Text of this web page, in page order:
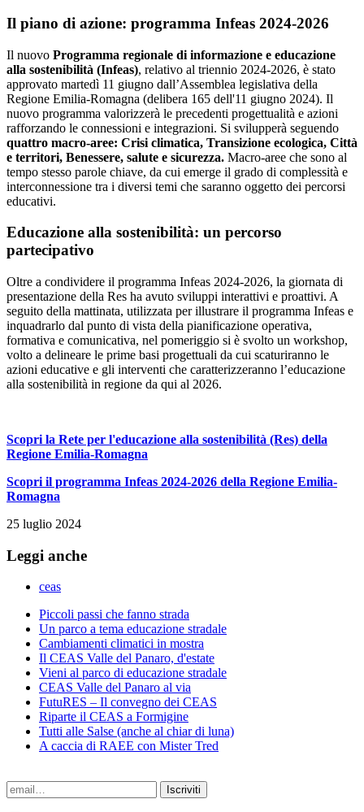
Il piano di azione: programma Infeas 2024-2026
Il nuovo Programma regionale di informazione e educazione
alla sostenibilità (Infeas), relativo al triennio 2024-2026, è stato
approvato martedì 11 giugno dall’Assemblea legislativa della
Regione Emilia-Romagna (delibera 165 dell'11 giugno 2024). Il
nuovo programma valorizzerà le precedenti progettualità e azioni
rafforzando le connessioni e integrazioni. Si svilupperà seguendo
quattro macro-aree: Crisi climatica, Transizione ecologica, Città
e territori, Benessere, salute e sicurezza. Macro-aree che sono al
tempo stesso parole chiave, da cui emerge il grado di complessità e
interconnessione tra i diversi temi che saranno oggetto dei percorsi
educativi.
Educazione alla sostenibilità: un percorso
partecipativo
Oltre a condividere il programma Infeas 2024-2026, la giornata di
presentazione della Res ha avuto sviluppi interattivi e proattivi. A
seguito della mattinata, utilizzata per illustrare il programma Infeas e
inquadrarlo dal punto di vista della pianificazione operativa,
formativa e comunicativa, nel pomeriggio si è svolto un workshop,
volto a delineare le prime basi progettuali da cui scaturiranno le
azioni educative e gli interventi che caratterizzeranno l’educazione
alla sostenibilità in regione da qui al 2026.
Scopri la Rete per l'educazione alla sostenibilità (Res) della
Regione Emilia-Romagna
Scopri il programma Infeas 2024-2026 della Regione Emilia-
Romagna
25 luglio 2024
Leggi anche
ceas
Piccoli passi che fanno strada
Un parco a tema educazione stradale
Cambiamenti climatici in mostra
Il CEAS Valle del Panaro, d'estate
Vieni al parco di educazione stradale
CEAS Valle del Panaro al via
FutuRES – Il convegno dei CEAS
Riparte il CEAS a Formigine
Tutti alle Salse (anche al chiar di luna)
A caccia di RAEE con Mister Tred